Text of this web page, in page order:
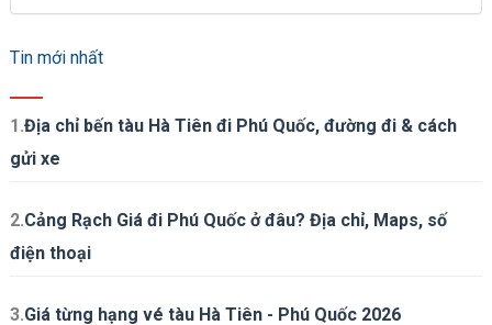
Tin mới nhất
1.Địa chỉ bến tàu Hà Tiên đi Phú Quốc, đường đi & cách
gửi xe
2.Cảng Rạch Giá đi Phú Quốc ở đâu? Địa chỉ, Maps, số
điện thoại
3.Giá từng hạng vé tàu Hà Tiên - Phú Quốc 2026